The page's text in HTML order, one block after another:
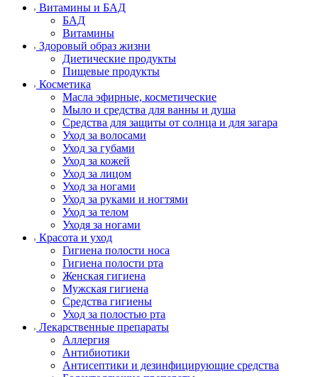
Витамины и БАД
БАД
Витамины
Здоровый образ жизни
Диетические продукты
Пищевые продукты
Косметика
Масла эфирные, косметические
Мыло и средства для ванны и душа
Средства для защиты от солнца и для загара
Уход за волосами
Уход за губами
Уход за кожей
Уход за лицом
Уход за ногами
Уход за руками и ногтями
Уход за телом
Уходя за ногами
Красота и уход
Гигиена полости носа
Гигиена полости рта
Женская гигиена
Мужская гигиена
Средства гигиены
Уход за полостью рта
Лекарственные препараты
Аллергия
Антибиотики
Антисептики и дезинфицирующие средства